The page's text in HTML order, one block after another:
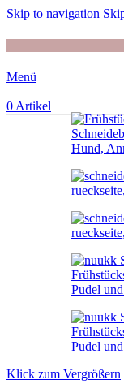
Skip to navigation
Menü
0 Artikel
Klick zum Vergrößern